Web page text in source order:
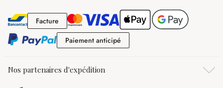
FactureFacture
Paiement anticipé
Nos partenaires d'expédition